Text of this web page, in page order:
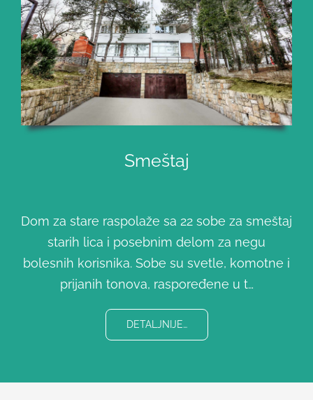
Smeštaj
Dom za stare raspolaže sa 22 sobe za smeštaj
starih lica i posebnim delom za negu
bolesnih korisnika. Sobe su svetle, komotne i
prijanih tonova, raspoređene u t…
DETALJNIJE…